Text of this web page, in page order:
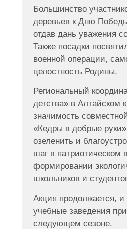
Большинство
деревьев к Дню
отдав дань уважения
Также посадки
военной операции,
целостность Родины.
Региональный
детства» в Алтайском
значимость
«Кедры в добрые
озеленить и
шаг в патриотическом
формировании
школьников и
Акция продолжается,
учебные заведения
следующем сезоне.